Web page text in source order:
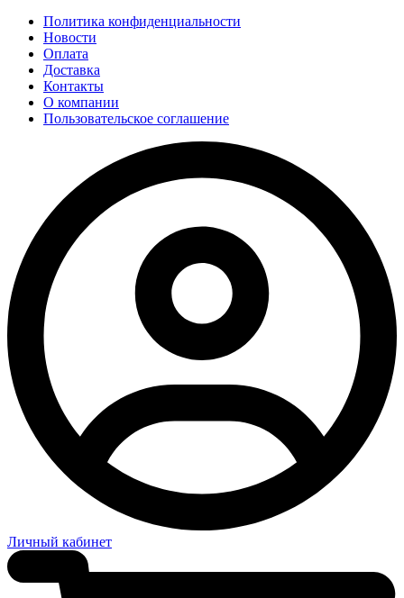
Политика конфиденциальности
Новости
Оплата
Доставка
Контакты
О компании
Пользовательское соглашение
Личный кабинет